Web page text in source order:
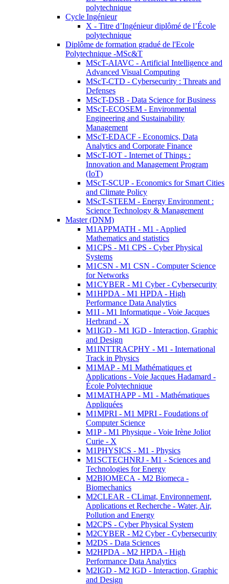
polytechnique
Cycle Ingénieur
X - Titre d’Ingénieur diplômé de l’École
polytechnique
Diplôme de formation gradué de l'Ecole
Polytechnique -MSc&T
MScT-AIAVC - Artificial Intelligence and
Advanced Visual Computing
MScT-CTD - Cybersecurity : Threats and
Defenses
MScT-DSB - Data Science for Business
MScT-ECOSEM - Environmental
Engineering and Sustainability
Management
MScT-EDACF - Economics, Data
Analytics and Corporate Finance
MScT-IOT - Internet of Things :
Innovation and Management Program
(IoT)
MScT-SCUP - Economics for Smart Cities
and Climate Policy
MScT-STEEM - Energy Environment :
Science Technology & Management
Master (DNM)
M1APPMATH - M1 - Applied
Mathematics and statistics
M1CPS - M1 CPS - Cyber Physical
Systems
M1CSN - M1 CSN - Computer Science
for Networks
M1CYBER - M1 Cyber - Cybersecurity
M1HPDA - M1 HPDA - High
Performance Data Analytics
M1I - M1 Informatique - Voie Jacques
Herbrand - X
M1IGD - M1 IGD - Interaction, Graphic
and Design
M1INTTRACPHY - M1 - International
Track in Physics
M1MAP - M1 Mathématiques et
Applications - Voie Jacques Hadamard -
École Polytechnique
M1MATHAPP - M1 - Mathématiques
Appliquées
M1MPRI - M1 MPRI - Foudations of
Computer Science
M1P - M1 Physique - Voie Irène Joliot
Curie - X
M1PHYSICS - M1 - Physics
M1SCTECHNRJ - M1 - Sciences and
Technologies for Energy
M2BIOMECA - M2 Biomeca -
Biomechanics
M2CLEAR - CLimat, Environnement,
Applications et Recherche - Water, Air,
Pollution and Energy
M2CPS - Cyber Physical System
M2CYBER - M2 Cyber - Cybersecurity
M2DS - Data Sciences
M2HPDA - M2 HPDA - High
Performance Data Analytics
M2IGD - M2 IGD - Interaction, Graphic
and Design